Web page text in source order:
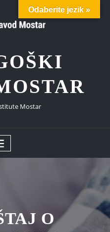
Mostar
O
Odaberite jezik »